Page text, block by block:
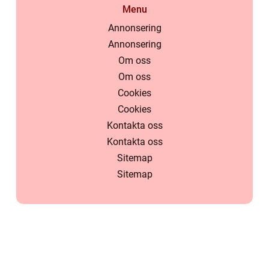
Menu
Annonsering
Annonsering
Om oss
Om oss
Cookies
Cookies
Kontakta oss
Kontakta oss
Sitemap
Sitemap